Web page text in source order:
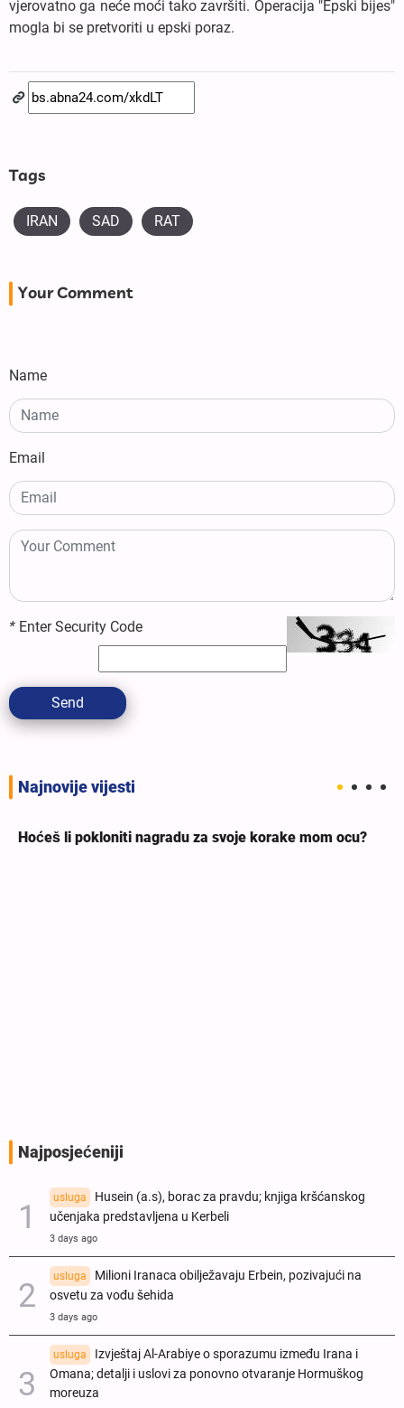
vjerovatno ga neće moći tako završiti. Operacija "Epski bijes"
mogla bi se pretvoriti u epski poraz.
Tags
IRAN SAD RAT
Your Comment
Name
Email
* Enter Security Code
Send
Najnovije vijesti
Hoćeš li pokloniti nagradu za svoje korake mom ocu?
Najposjećeniji
usluga
Husein (a.s), borac za pravdu; knjiga kršćanskog
učenjaka predstavljena u Kerbeli
3 days ago
usluga
Milioni Iranaca obilježavaju Erbein, pozivajući na
osvetu za vođu šehida
3 days ago
usluga
Izvještaj Al-Arabiye o sporazumu između Irana i
Omana; detalji i uslovi za ponovno otvaranje Hormuškog
moreuza